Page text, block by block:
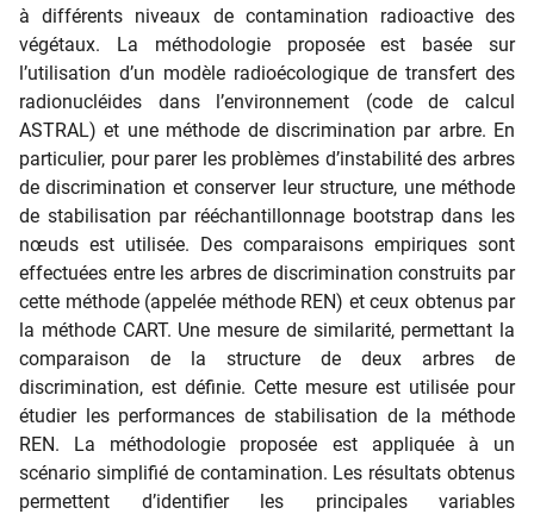
à différents niveaux de contamination radioactive des
végétaux. La méthodologie proposée est basée sur
l’utilisation d’un modèle radioécologique de transfert des
radionucléides dans l’environnement (code de calcul
ASTRAL) et une méthode de discrimination par arbre. En
particulier, pour parer les problèmes d’instabilité des arbres
de discrimination et conserver leur structure, une méthode
de stabilisation par rééchantillonnage bootstrap dans les
nœuds est utilisée. Des comparaisons empiriques sont
effectuées entre les arbres de discrimination construits par
cette méthode (appelée méthode REN) et ceux obtenus par
la méthode CART. Une mesure de similarité, permettant la
comparaison de la structure de deux arbres de
discrimination, est définie. Cette mesure est utilisée pour
étudier les performances de stabilisation de la méthode
REN. La méthodologie proposée est appliquée à un
scénario simplifié de contamination. Les résultats obtenus
permettent d’identifier les principales variables